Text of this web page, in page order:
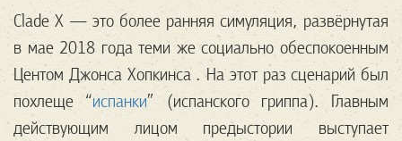
Clade X — это более ранняя симуляция, развёрнутая
в мае 2018 года теми же социально обеспокоенным
Центом Джонса Хопкинса . На этот раз сценарий был
похлеще “испанки” (испанского гриппа). Главным
действующим лицом предыстории выступает